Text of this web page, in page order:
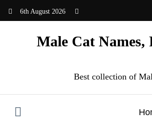
6th August 2026
Male Cat Names,
Best collection of